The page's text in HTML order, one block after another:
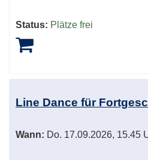
Status: Plätze frei
Line Dance für
Wann: Do. 17.09.2026, 15.45